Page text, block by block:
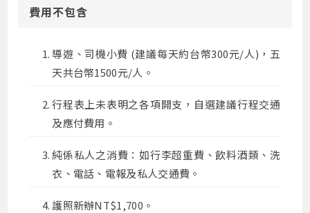
費用不包含
導遊、司機小費 (建議每天約台幣300元/人)，五
天共台幣1500元/人。
行程表上未表明之各項開支，自選建議行程交通
及應付費用。
純係私人之消費：如行李超重費、飲料酒類、洗
衣、電話、電報及私人交通費。
護照新辦NT$1,700。